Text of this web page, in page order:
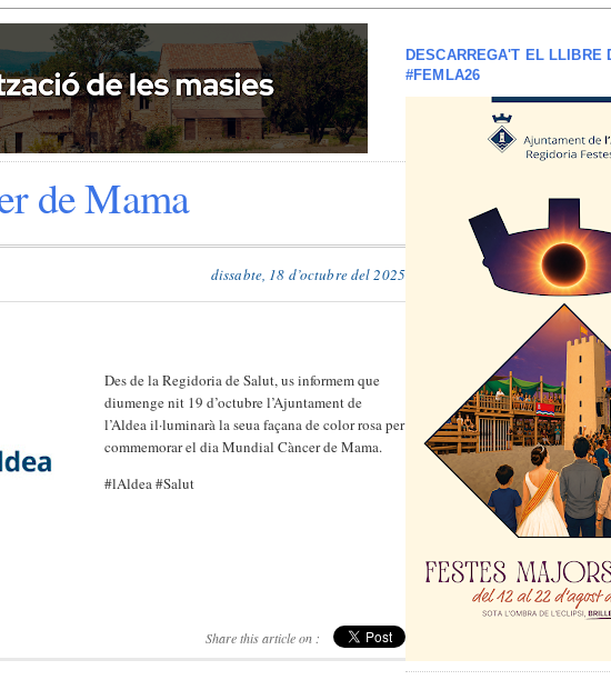
de Mama
dissabte, 18 d’octubre del 2025
Des de la Regidoria de Salut, us informem que
diumenge nit 19 d’octubre l’Ajuntament de
l’Aldea il·luminarà la seua façana de color rosa per
commemorar el dia Mundial Càncer de Mama.
#lAldea #Salut
Share this article on :
DESCARREGA'T EL LLIBRE
#FEMLA26